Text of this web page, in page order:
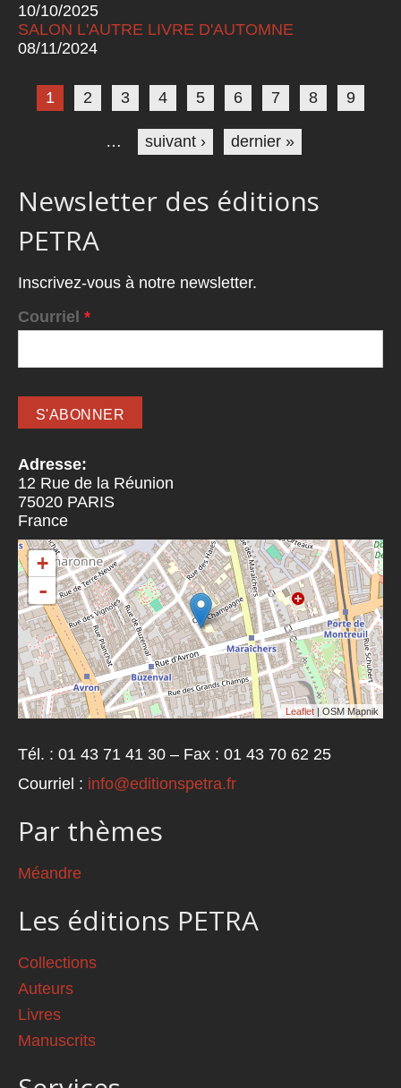
10/10/2025
SALON L'AUTRE LIVRE D'AUTOMNE
08/11/2024
Pages
1 2 3 4 5 6 7 8 9
… suivant › dernier »
Newsletter des éditions
PETRA
Inscrivez-vous à notre newsletter.
Courriel *
Adresse:
12 Rue de la Réunion
75020 PARIS
France
+
-
Leaflet | OSM Mapnik
Tél. : 01 43 71 41 30 – Fax : 01 43 70 62 25
Courriel : info@editionspetra.fr
Par thèmes
Méandre
Les éditions PETRA
Collections
Auteurs
Livres
Manuscrits